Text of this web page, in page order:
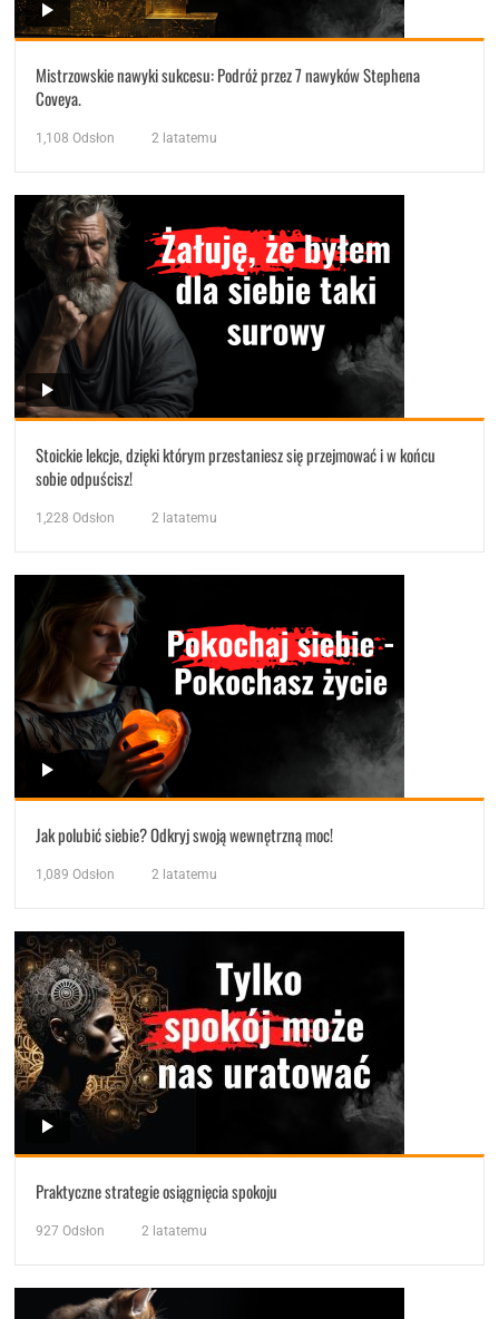
Mistrzowskie nawyki sukcesu: Podróż przez 7 nawyków Stephena
Coveya.
1,108 Odsłon 2 latatemu
Stoickie lekcje, dzięki którym przestaniesz się przejmować i w końcu
sobie odpuścisz!
1,228 Odsłon 2 latatemu
Jak polubić siebie? Odkryj swoją wewnętrzną moc!
1,089 Odsłon 2 latatemu
Praktyczne strategie osiągnięcia spokoju
927 Odsłon 2 latatemu